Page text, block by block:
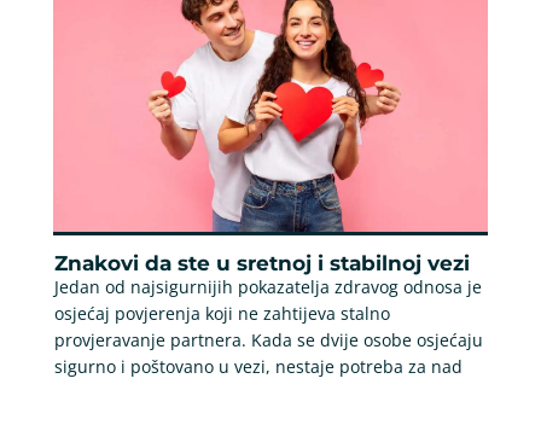
Znakovi da ste u sretnoj i stabilnoj vezi
Jedan od najsigurnijih pokazatelja zdravog odnosa je
osjećaj povjerenja koji ne zahtijeva stalno
provjeravanje partnera. Kada se dvije osobe osjećaju
sigurno i poštovano u vezi, nestaje potreba za nad